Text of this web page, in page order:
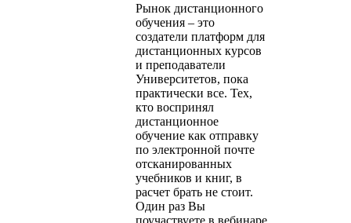
Рынок дистанционного
обучения – это
создатели платформ для
дистанционных курсов
и преподаватели
Университетов, пока
практически все. Тех,
кто воспринял
дистанционное
обучение как отправку
по электронной почте
отсканированных
учебников и книг, в
расчет брать не стоит.
Один раз Вы
поучаствуете в вебинаре